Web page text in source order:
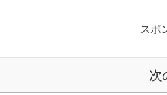
スポ
次